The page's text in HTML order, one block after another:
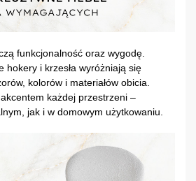
funkcjonalność oraz wygodę.
hokery i krzesła wyróżniają się
kolorów i materiałów obicia.
każdej przestrzeni –
jak i w domowym użytkowaniu.